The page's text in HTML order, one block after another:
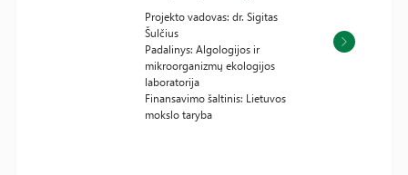
Projekto vadovas: dr. Sigitas
Šulčius
Padalinys: Algologijos ir
mikroorganizmų ekologijos
laboratorija
Finansavimo šaltinis: Lietuvos
mokslo taryba